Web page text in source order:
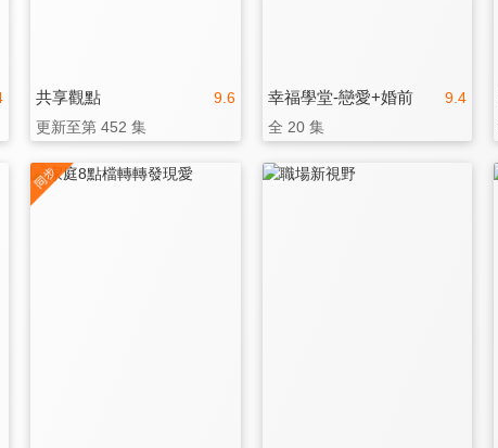
9.6
共享觀點
更新至第 452 集
9.4
幸福學堂-戀愛+婚前
全 20 集